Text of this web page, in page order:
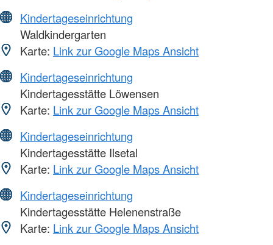
Kindertageseinrichtung
Waldkindergarten
Karte: Link zur Google Maps Ansicht
Kindertageseinrichtung
Kindertagesstätte Löwensen
Karte: Link zur Google Maps Ansicht
Kindertageseinrichtung
Kindertagesstätte Ilsetal
Karte: Link zur Google Maps Ansicht
Kindertageseinrichtung
Kindertagesstätte Helenenstraße
Karte: Link zur Google Maps Ansicht